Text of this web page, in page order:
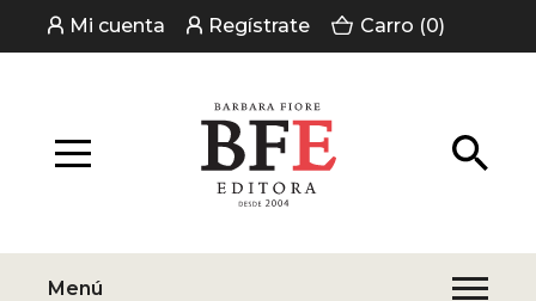
Mi cuenta Regístrate Carro (0)
Menú